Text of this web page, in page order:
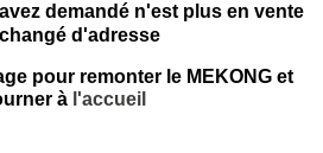
demandé n'est plus en vente
d'adresse
pour remonter le MEKONG et
à l'accueil